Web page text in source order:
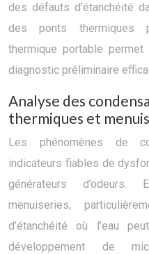
des défauts d’étanchéité
des ponts thermiques
thermique portable
diagnostic préliminaire
Analyse des
thermiques et
Les phénomènes de
indicateurs fiables de
générateurs d’odeurs.
menuiseries,
d’étanchéité où l’eau
développement de